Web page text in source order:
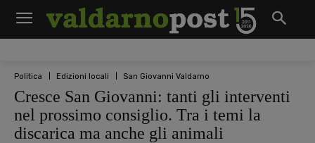
Politica Edizioni locali San Giovanni Valdarno
Cresce San Giovanni: tanti gli interventi
nel prossimo consiglio. Tra i temi la
discarica ma anche gli animali